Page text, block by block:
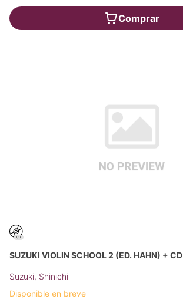
Comprar
SUZUKI VIOLIN SCHOOL 2 (ED. HAHN) + CD
Suzuki, Shinichi
Disponible en breve